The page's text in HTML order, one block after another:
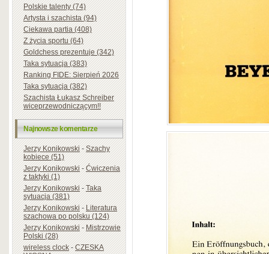
Polskie talenty (74)
Artysta i szachista (94)
Ciekawa partia (408)
Z życia sportu (64)
Goldchess prezentuje (342)
Taka sytuacja (383)
Ranking FIDE: Sierpień 2026
Taka sytuacja (382)
Szachista Łukasz Schreiber
wiceprzewodniczącym!!
Najnowsze komentarze
Jerzy Konikowski-Szachy
kobiece (51)
Jerzy Konikowski-Ćwiczenia
z taktyki (1)
Jerzy Konikowski-Taka
sytuacja (381)
Jerzy Konikowski-Literatura
szachowa po polsku (124)
Jerzy Konikowski-Mistrzowie
Polski (28)
wireless clock-CZESKA